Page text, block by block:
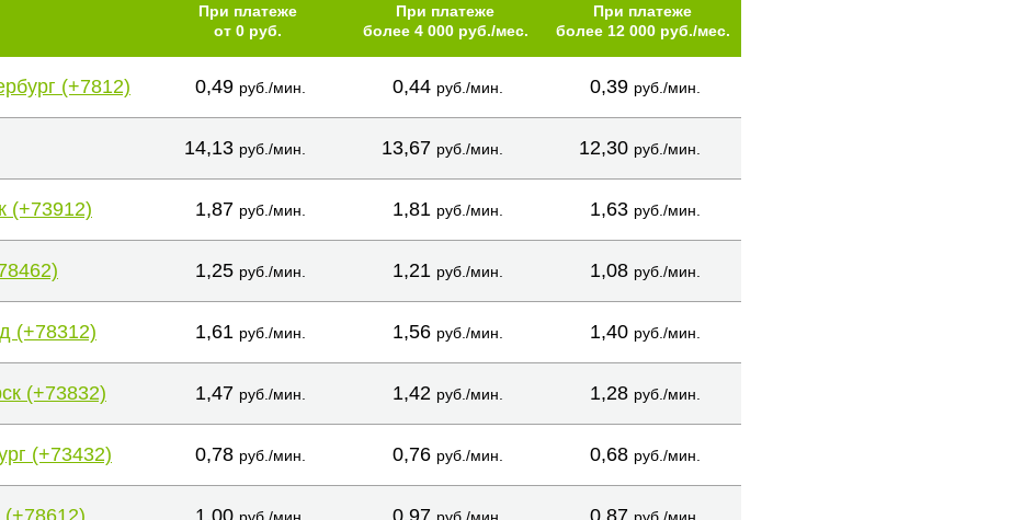
При платеже
от 0 руб.
При платеже
более 4 000 руб./мес.
При платеже
более 12 000 руб./мес.
(+7812) 0,49 руб./мин. 0,44 руб./мин. 0,39 руб./мин.
14,13 руб./мин. 13,67 руб./мин. 12,30 руб./мин.
(+73912) 1,87 руб./мин. 1,81 руб./мин. 1,63 руб./мин.
1,25 руб./мин. 1,21 руб./мин. 1,08 руб./мин.
(+78312) 1,61 руб./мин. 1,56 руб./мин. 1,40 руб./мин.
(+73832) 1,47 руб./мин. 1,42 руб./мин. 1,28 руб./мин.
(+73432) 0,78 руб./мин. 0,76 руб./мин. 0,68 руб./мин.
(+78612) 1,00 0,97 0,87